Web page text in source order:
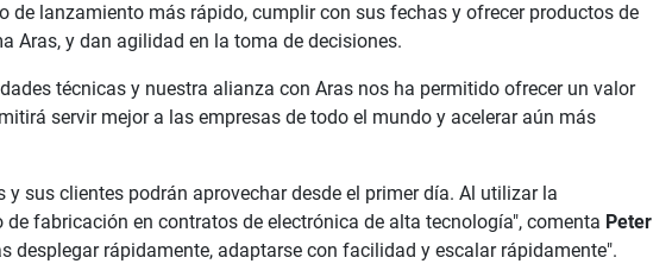
lanzamiento más rápido, cumplir con sus fechas y ofrecer productos de
Aras, y dan agilidad en la toma de decisiones.
técnicas y nuestra alianza con Aras nos ha permitido ofrecer un valor
servir mejor a las empresas de todo el mundo y acelerar aún más
sus clientes podrán aprovechar desde el primer día. Al utilizar la
fabricación en contratos de electrónica de alta tecnología", comenta Peter
rápidamente, adaptarse con facilidad y escalar rápidamente".